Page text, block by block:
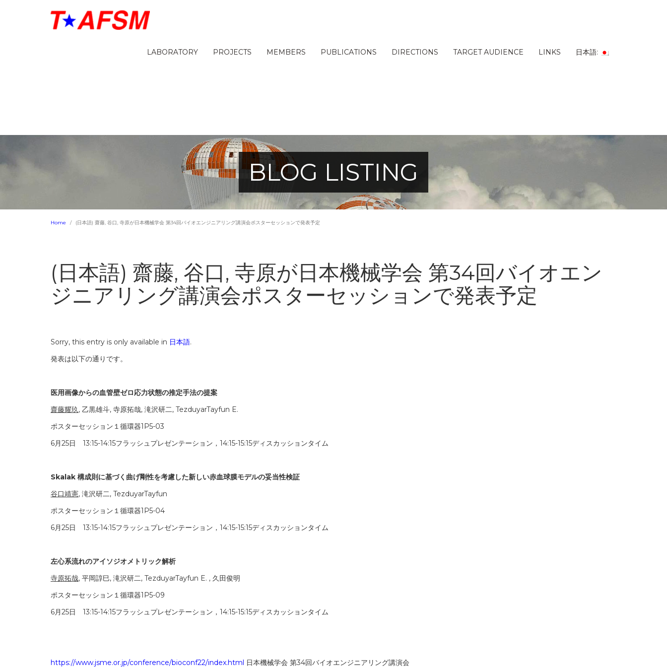
LABORATORY PROJECTS MEMBERS PUBLICATIONS DIRECTIONS TARGET AUDIENCE LINKS 日本語:
BLOG LISTING
Home (日本語) 齋藤, 谷口, 寺原が日本機械学会 第34回バイオエンジニアリング講演会ポスターセッションで発表予定
(日本語) 齋藤, 谷口, 寺原が日本機械学会 第34回バイオエン
ジニアリング講演会ポスターセッションで発表予定
Sorry, this entry is only available in 日本語.
発表は以下の通りです。
医用画像からの血管壁ゼロ応力状態の推定手法の提案
齋藤耀玖, 乙黒雄斗, 寺原拓哉, 滝沢研二, TezduyarTayfun E.
ポスターセッション１循環器1P5-03
6月25日 13:15-14:15フラッシュプレゼンテーション，14:15-15:15ディスカッションタイム
Skalak 構成則に基づく曲げ剛性を考慮した新しい赤血球膜モデルの妥当性検証
谷口靖憲, 滝沢研二, TezduyarTayfun
ポスターセッション１循環器1P5-04
6月25日 13:15-14:15フラッシュプレゼンテーション，14:15-15:15ディスカッションタイム
左心系流れのアイソジオメトリック解析
寺原拓哉, 平岡諄巳, 滝沢研二, TezduyarTayfun E. , 久田俊明
ポスターセッション１循環器1P5-09
6月25日 13:15-14:15フラッシュプレゼンテーション，14:15-15:15ディスカッションタイム
https://www.jsme.or.jp/conference/bioconf22/index.html 日本機械学会 第34回バイオエンジニアリング講演会